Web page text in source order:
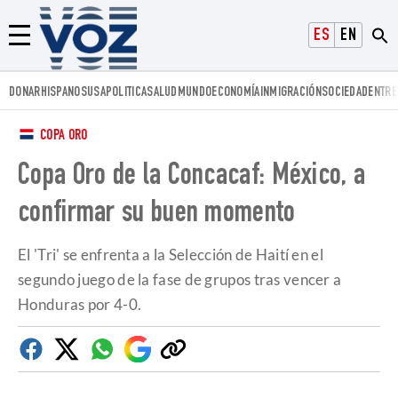
ESPAÑOLENGLISH
Menú
Voz.us
DONARHISPANOSUSAPOLITICASALUD MUNDOECONOMÍAINMIGRACIÓNSOCIEDAD
COPA ORO
Copa Oro de la Concacaf: México, a
confirmar su buen momento
El 'Tri' se enfrenta a la Selección de Haití en el
segundo juego de la fase de grupos tras vencer a
Honduras por 4-0.
FacebookTwitterWhatsapp
Google
Discover
Copiar
enlace